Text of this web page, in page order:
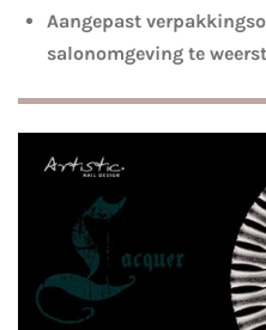
Aangepast
salonomgeving te